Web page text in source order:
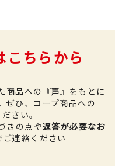
こちらから
商品への『声』をもとに
ぜひ、コープ商品への
さい。
きの点や返答が必要なお
ご連絡ください